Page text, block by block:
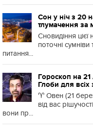
Сон у ніч з 20
тлумачення за
Сновидіння
поточні
питання...
Гороскоп на
Глоби для всіх
♈️ Овен (21
від вас
вони пр...